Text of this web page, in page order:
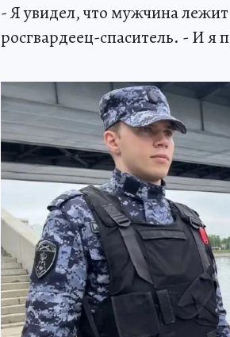
- Я увидел, что мужчина
росгвардеец-спаситель. - И